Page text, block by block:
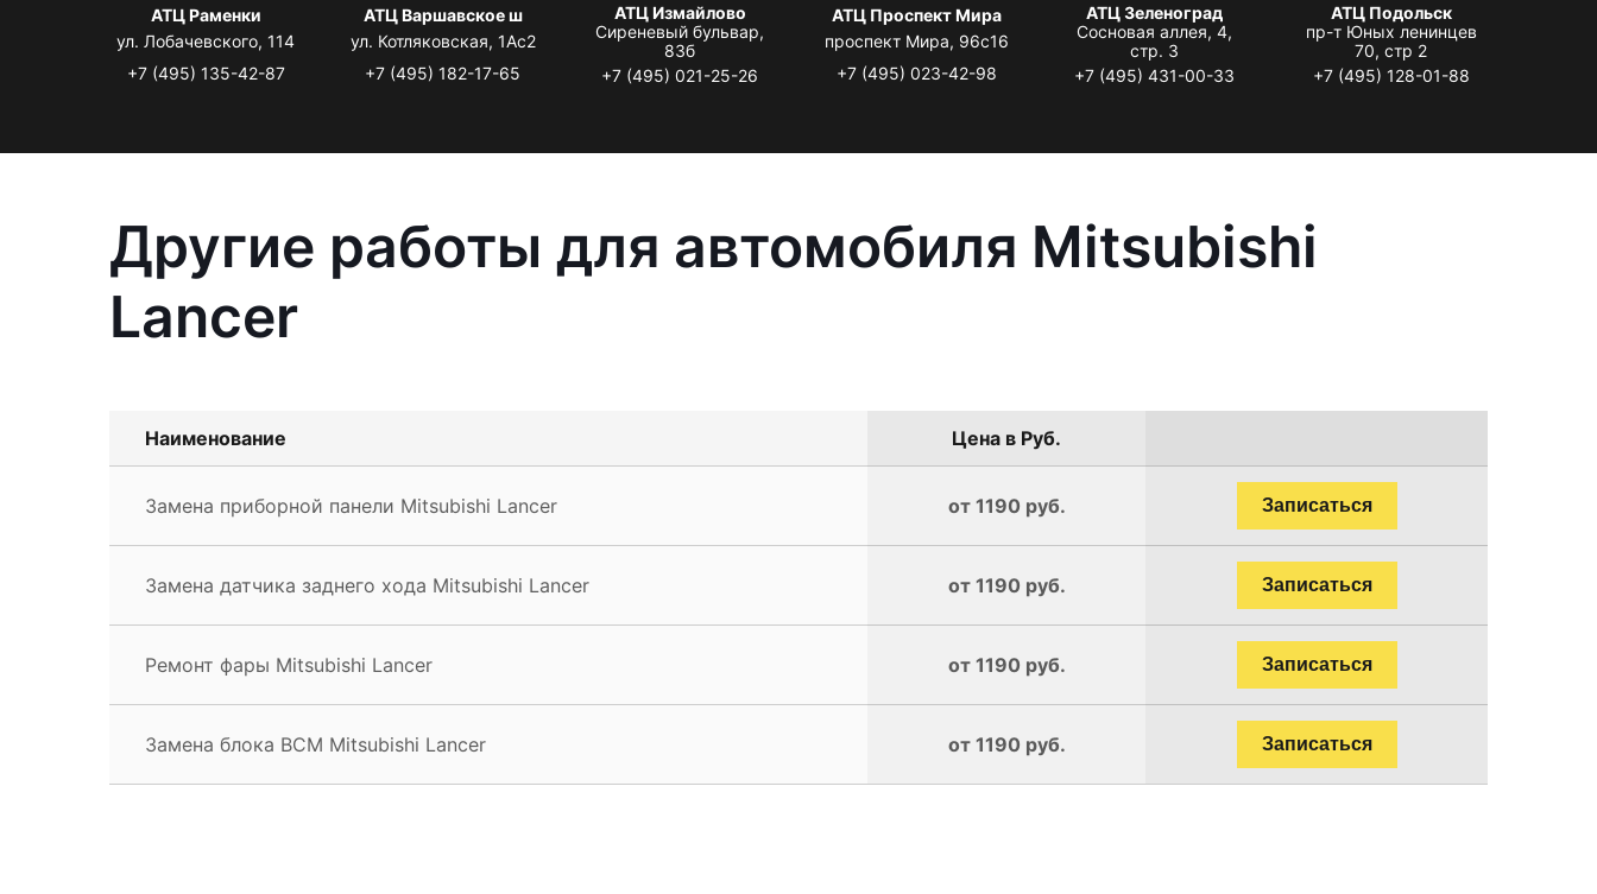
АТЦ Раменки
ул. Лобачевского, 114
+7 (495) 135-42-87
АТЦ Варшавское ш
ул. Котляковская, 1Ас2
+7 (495) 182-17-65
АТЦ Измайлово
Сиреневый бульвар,
83б
+7 (495) 021-25-26
АТЦ Проспект Мира
проспект Мира, 96с16
+7 (495) 023-42-98
АТЦ Зеленоград
Сосновая аллея, 4,
стр. 3
+7 (495) 431-00-33
АТЦ Подольск
пр-т Юных ленинцев
70, стр 2
+7 (495) 128-01-88
Другие работы для автомобиля Mitsubishi
Lancer
Наименование Цена в Руб.
Замена приборной панели Mitsubishi Lancer от 1190 руб. Записаться
Замена датчика заднего хода Mitsubishi Lancer от 1190 руб. Записаться
Ремонт фары Mitsubishi Lancer от 1190 руб. Записаться
Замена блока BCM Mitsubishi Lancer от 1190 руб. Записаться